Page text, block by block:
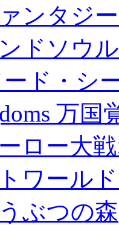
ンタジ
ドソウ
ド・シ
万
ロー大
ワール
ぶつの森